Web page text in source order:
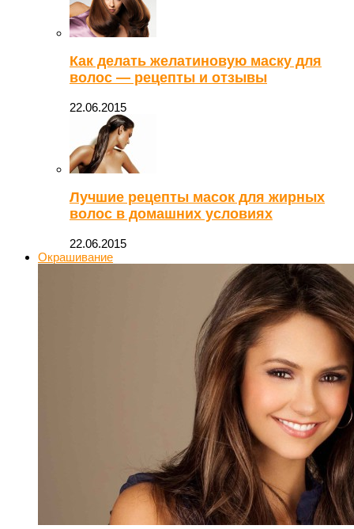
Как делать желатиновую маску для
волос — рецепты и отзывы
22.06.2015
Лучшие рецепты масок для жирных
волос в домашних условиях
22.06.2015
Окрашивание